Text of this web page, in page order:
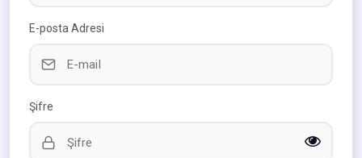
E-posta Adresi
Şifre